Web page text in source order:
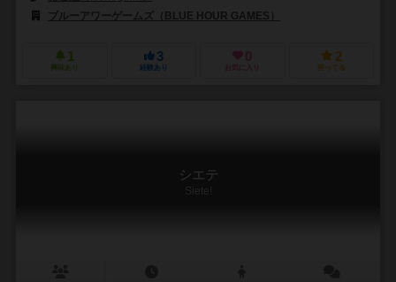
ブルーアワーゲームズ（BLUE HOUR GAMES）
1
興味あり
3
経験あり
0
お気に入り
2
持ってる
シエテ
Siete!